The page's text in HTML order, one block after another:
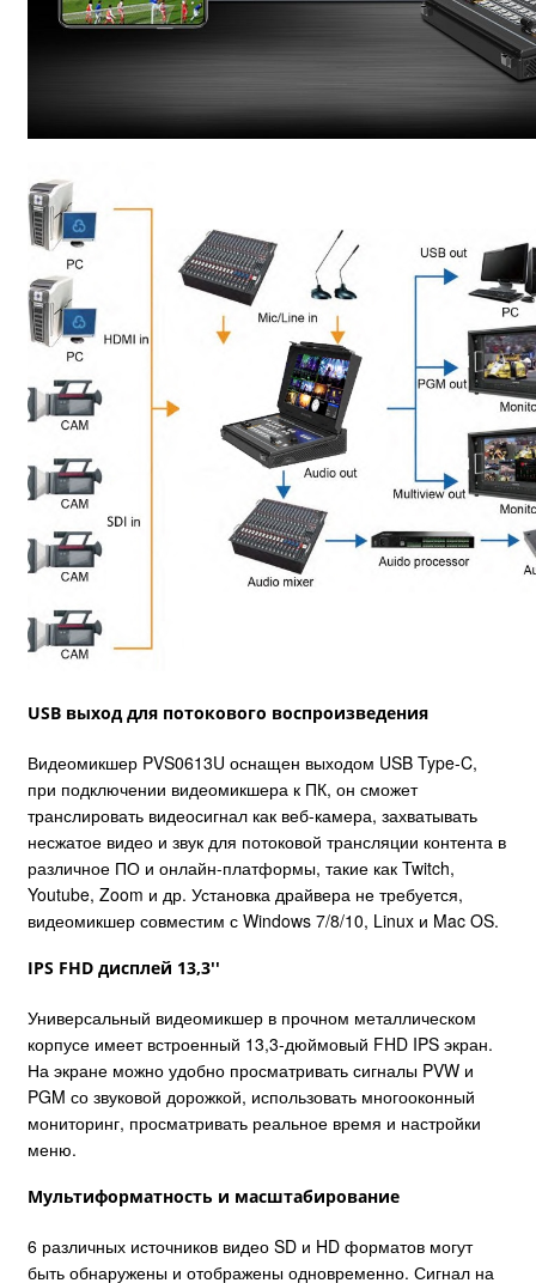
USB выход для потокового воспроизведения
Видеомикшер PVS0613U оснащен выходом USB Type-C,
при подключении видеомикшера к ПК, он сможет
транслировать видеосигнал как веб-камера, захватывать
несжатое видео и звук для потоковой трансляции контента в
различное ПО и онлайн-платформы, такие как Twitch,
Youtube, Zoom и др. Установка драйвера не требуется,
видеомикшер совместим с Windows 7/8/10, Linux и Mac OS.
IPS FHD дисплей 13,3''
Универсальный видеомикшер в прочном металлическом
корпусе имеет встроенный 13,3-дюймовый FHD IPS экран.
На экране можно удобно просматривать сигналы PVW и
PGM со звуковой дорожкой, использовать многооконный
мониторинг, просматривать реальное время и настройки
меню.
Мультиформатность и масштабирование
6 различных источников видео SD и HD форматов могут
быть обнаружены и отображены одновременно. Сигнал на